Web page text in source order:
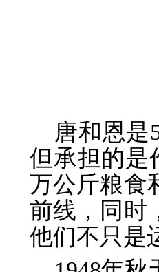
唐和恩是
但承担的是
万公斤粮食
前线，同时
他们不只是